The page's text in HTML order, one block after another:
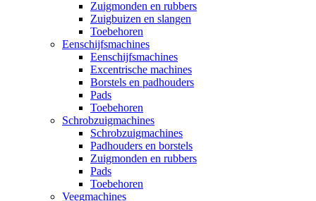
Zuigmonden en rubbers
Zuigbuizen en slangen
Toebehoren
Eenschijfsmachines
Eenschijfsmachines
Excentrische machines
Borstels en padhouders
Pads
Toebehoren
Schrobzuigmachines
Schrobzuigmachines
Padhouders en borstels
Zuigmonden en rubbers
Pads
Toebehoren
Veegmachines